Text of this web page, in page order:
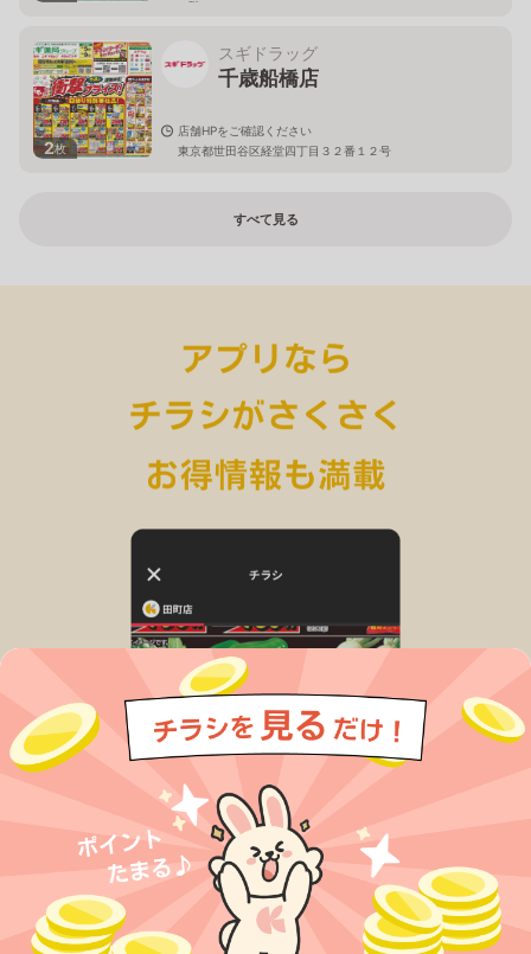
１階
2枚
スギドラッグ
千歳船橋店
店舗HPをご確認ください
東京都世田谷区経堂四丁目３２番１２号
すべて見る